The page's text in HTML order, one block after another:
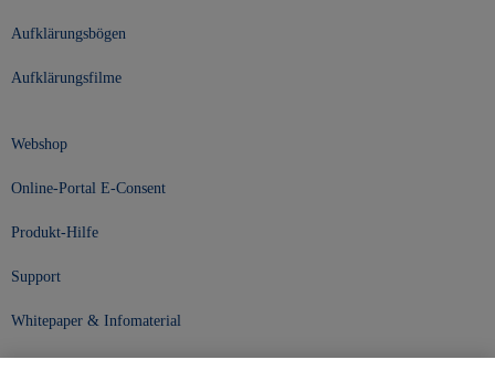
Aufklärungsbögen
Aufklärungsfilme
Webshop
Online-Portal E-Consent
Produkt-Hilfe
Support
Whitepaper & Infomaterial